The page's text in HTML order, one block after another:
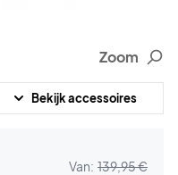
Zoom
Bekijk accessoires
Van: 139,95 €